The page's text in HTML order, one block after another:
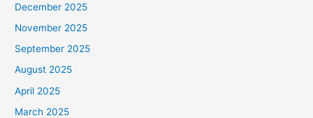
December 2025
November 2025
September 2025
August 2025
April 2025
March 2025